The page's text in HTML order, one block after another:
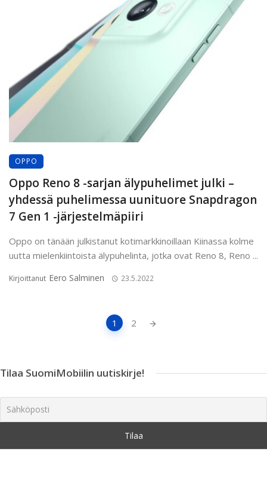
OPPO
Oppo Reno 8 -sarjan älypuhelimet julki –
yhdessä puhelimessa uunituore Snapdragon
7 Gen 1 -järjestelmäpiiri
Oppo on tänään julkistanut kotimarkkinoillaan Kiinassa kolme
uutta mielenkiintoista älypuhelinta, jotka ovat Reno 8, Reno ...
Kirjoittanut Eero Salminen 23.5.2022
1 2
Tilaa SuomiMobiilin uutiskirje!